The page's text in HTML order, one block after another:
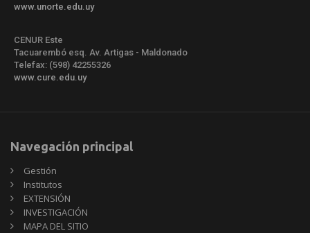
www.unorte.edu.uy
CENUR Este
Tacuarembó esq. Av. Artigas - Maldonado
Telefax: (598) 42255326
www.cure.edu.uy
Navegación principal
Gestión
Institutos
EXTENSIÓN
INVESTIGACIÓN
MAPA DEL SITIO